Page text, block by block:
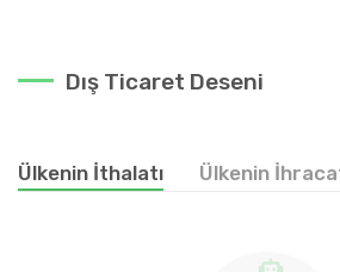
Dış Ticaret Deseni
Ülkenin İthalatı Ülkenin